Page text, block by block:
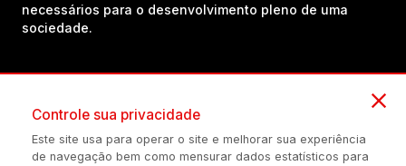
necessários para o desenvolvimento pleno de uma
sociedade.
(54) 98434-8385
Controle sua privacidade
Este site usa para operar o site e melhorar sua experiência
de navegação bem como mensurar dados estatísticos para